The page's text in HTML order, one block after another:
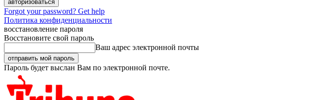
Forgot your password? Get help
Политика конфиденциальности
восстановление пароля
Восстановите свой пароль
Ваш адрес электронной почты
Пароль будет выслан Вам по электронной почте.